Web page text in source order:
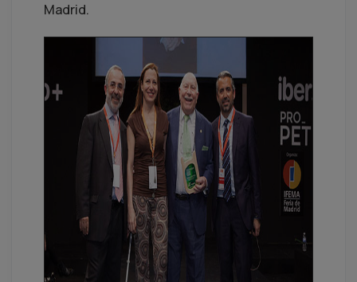
Madrid.